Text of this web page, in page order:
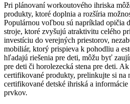
Pri plánovaní workoutového ihriska
produkty, ktoré doplnia a rozšíria
Populárnou voľbou sú napríklad opičia
stroje, ktoré zvyšujú atraktivitu celého
investíciu do verejných priestorov,
mobiliár, ktorý prispieva k pohodliu a
hľadajú riešenia pre deti, môžu byť
pre deti či horolezecká stena pre deti.
certifikované produkty, prelinkujte si na
certifikované detské ihriská a
prvkov.